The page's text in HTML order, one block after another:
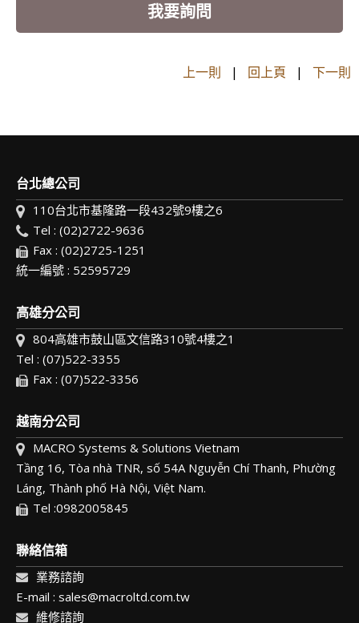
我要詢問
上一則 | 回上頁 | 下一則
台北總公司
110台北市基隆路一段432號9樓之6
Tel : (02)2722-9636
Fax : (02)2725-1251
統一編號 : 52595729
高雄分公司
804高雄市鼓山區文信路310號4樓之1
Tel : (07)522-3355
Fax : (07)522-3356
越南分公司
MACRO Systems & Solutions Vietnam
Tầng 16, Tòa nhà TNR, số 54A Nguyễn Chí Thanh, Phường
Láng, Thành phố Hà Nội, Việt Nam.
Tel :0982005845
聯絡信箱
業務諮詢
E-mail : sales@macroltd.com.tw
維修諮詢